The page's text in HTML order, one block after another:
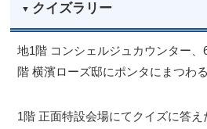
クイズラリー
地1階 コンシェルジュカウンター
階 横濱ローズ邸にポンタにまつわ
1階 正面特設会場にてクイズに答え